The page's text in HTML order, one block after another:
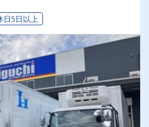
日5日以上